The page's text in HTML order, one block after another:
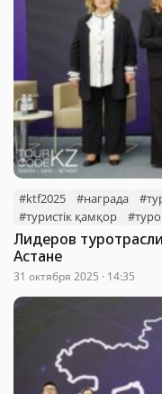
#ktf2025 #награда
#туристік қамқор
Лидеров
Астане
31 октября 2025 · 14:35